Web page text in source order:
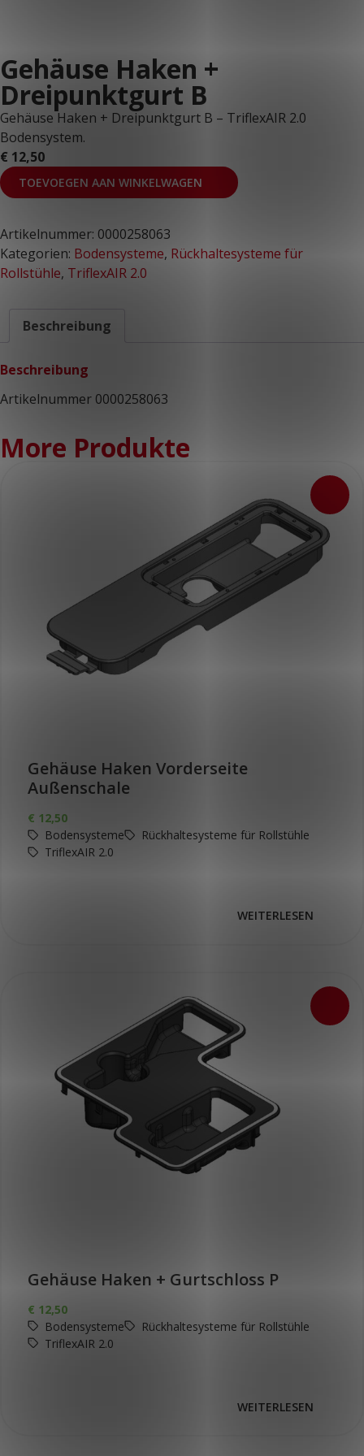
Gehäuse Haken +
Dreipunktgurt B
€ 12,50
Gehäuse Haken + Dreipunktgurt B – TriflexAIR 2.0
Bodensystem.
TOEVOEGEN AAN WINKELWAGEN
Artikelnummer: 0000258063
Kategorien: Bodensysteme, Rückhaltesysteme für
Rollstühle, TriflexAIR 2.0
Beschreibung
Beschreibung
Artikelnummer 0000258063
More Produkte
Gehäuse Haken Vorderseite
Außenschale
€ 12,50
Bodensysteme
Rückhaltesysteme für Rollstühle
TriflexAIR 2.0
WEITERLESEN
Gehäuse Haken + Gurtschloss P
€ 12,50
Bodensysteme
Rückhaltesysteme für Rollstühle
TriflexAIR 2.0
WEITERLESEN